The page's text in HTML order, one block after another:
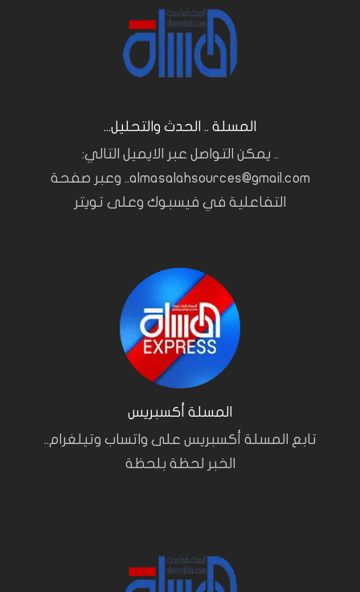
المسلة .. الحدث والتحليل...
.. يمكن التواصل عبر الايميل التالي:
almasalahsources@gmail.com.. وعبر صفحة
التفاعلية في فيسبوك وعلى تويتر
المسلة أكسبريس
تابع المسلة أكسبريس على واتساب وتيلغرام..
الخبر لحظة بلحظة